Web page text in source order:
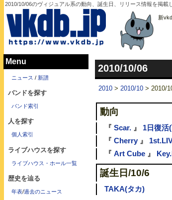
2010/10/06のヴィジュアル系の動向、誕生日、リリース情報を掲載
新
2010/10/06
2010> 2010/10> 2010/
動向
『 Scar.』 1日復活
『 Cherry』
『 Art Cube』
誕生日/10/6
TAKA(タカ)
Menu
ニュース / 新譜
バンドを探す
バンド索引
人を探す
個人索引
ライブハウスを探す
ライブハウス・ホール一覧
歴史を辿る
年表/過去のニュース